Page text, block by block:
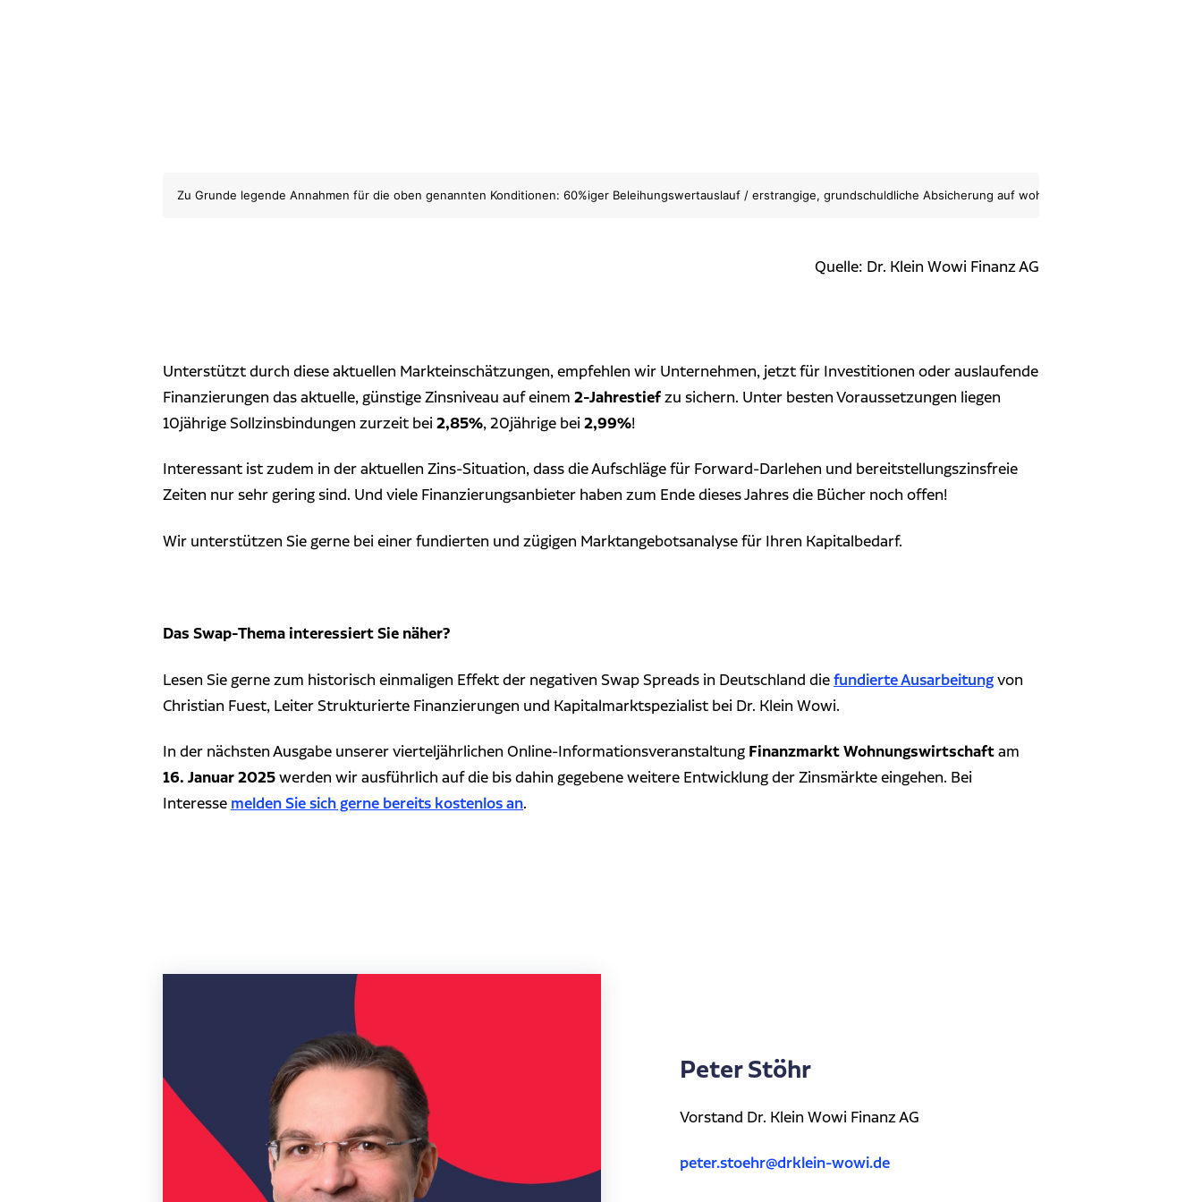
Zu Grunde legende Annahmen für die oben genannten Konditionen: 60%iger Beleihungswertauslauf / erstrangige, grundschuldliche Absicherung auf wohnungswirtschaftlichem
Quelle: Dr. Klein Wowi Finanz AG
Unterstützt durch diese aktuellen Markteinschätzungen, empfehlen wir Unternehmen, jetzt für Investitionen oder auslaufende
Finanzierungen das aktuelle, günstige Zinsniveau auf einem 2-Jahrestief zu sichern. Unter besten Voraussetzungen liegen
10jährige Sollzinsbindungen zurzeit bei 2,85%, 20jährige bei 2,99%!
Interessant ist zudem in der aktuellen Zins-Situation, dass die Aufschläge für Forward-Darlehen und bereitstellungszinsfreie
Zeiten nur sehr gering sind. Und viele Finanzierungsanbieter haben zum Ende dieses Jahres die Bücher noch offen!
Wir unterstützen Sie gerne bei einer fundierten und zügigen Marktangebotsanalyse für Ihren Kapitalbedarf.
Das Swap-Thema interessiert Sie näher?
Lesen Sie gerne zum historisch einmaligen Effekt der negativen Swap Spreads in Deutschland die fundierte Ausarbeitung von
Christian Fuest, Leiter Strukturierte Finanzierungen und Kapitalmarktspezialist bei Dr. Klein Wowi.
In der nächsten Ausgabe unserer vierteljährlichen Online-Informationsveranstaltung Finanzmarkt Wohnungswirtschaft am
16. Januar 2025 werden wir ausführlich auf die bis dahin gegebene weitere Entwicklung der Zinsmärkte eingehen. Bei
Interesse melden Sie sich gerne bereits kostenlos an.
Peter Stöhr
Vorstand Dr. Klein Wowi Finanz AG
peter.stoehr@drklein-wowi.de